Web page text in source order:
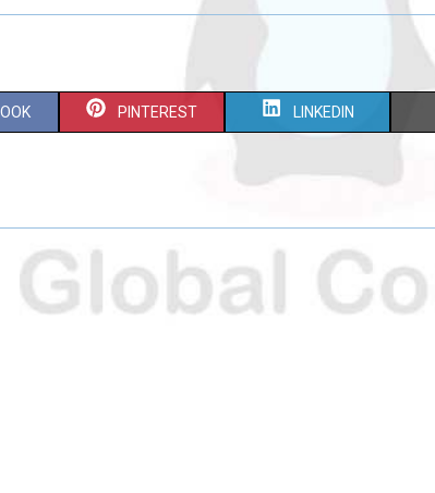
PINTEREST LINKEDIN